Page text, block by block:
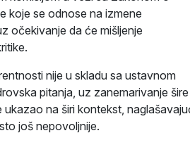
koje se odnose na izmene
očekivanje da će mišljenje
nije u skladu sa ustavnom
pitanja, uz zanemarivanje šire
na širi kontekst,
još nepovoljnije.